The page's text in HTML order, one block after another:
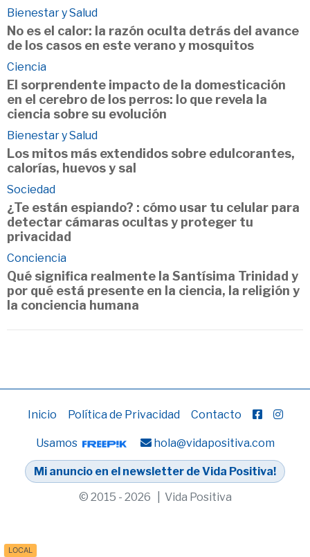
Bienestar y Salud
No es el calor: la razón oculta detrás del avance
de los casos en este verano y mosquitos
Ciencia
El sorprendente impacto de la domesticación
en el cerebro de los perros: lo que revela la
ciencia sobre su evolución
Bienestar y Salud
Los mitos más extendidos sobre edulcorantes,
calorías, huevos y sal
Sociedad
¿Te están espiando? : cómo usar tu celular para
detectar cámaras ocultas y proteger tu
privacidad
Conciencia
Qué significa realmente la Santísima Trinidad y
por qué está presente en la ciencia, la religión y
la conciencia humana
Inicio Política de Privacidad Contacto
Usamos hola@vidapositiva.com
Mi anuncio en el newsletter de Vida Positiva!
© 2015 - 2026 | Vida Positiva
LOCAL